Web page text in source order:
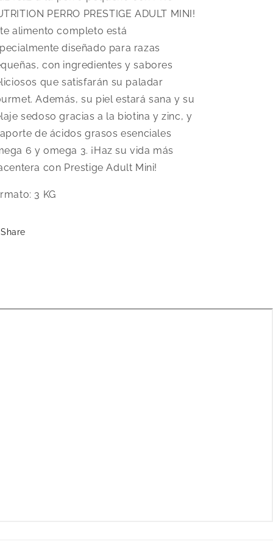
PERRO PRESTIGE ADULT MINI!
alimento completo está
diseñado para razas
con ingredientes y sabores
que satisfarán su paladar
Además, su piel estará sana y su
sedoso gracias a la biotina y zinc, y
de ácidos grasos esenciales
6 y omega 3. ¡Haz su vida más
con Prestige Adult Mini!
3 KG
Share